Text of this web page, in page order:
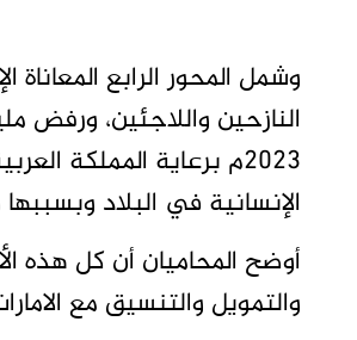
وشمل المحور الرابع
النازحين واللاجئين، ورفض
2023م برعاية المملكة
الإنسانية في البلاد
أوضح المحاميان أن كل هذه
والتمويل والتنسيق مع